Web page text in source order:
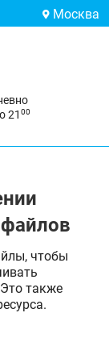
Москва
2100
чтобы
также